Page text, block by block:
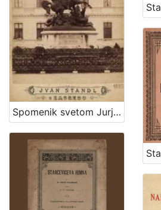
Spomenik svetom Jurju / Ivan Standl